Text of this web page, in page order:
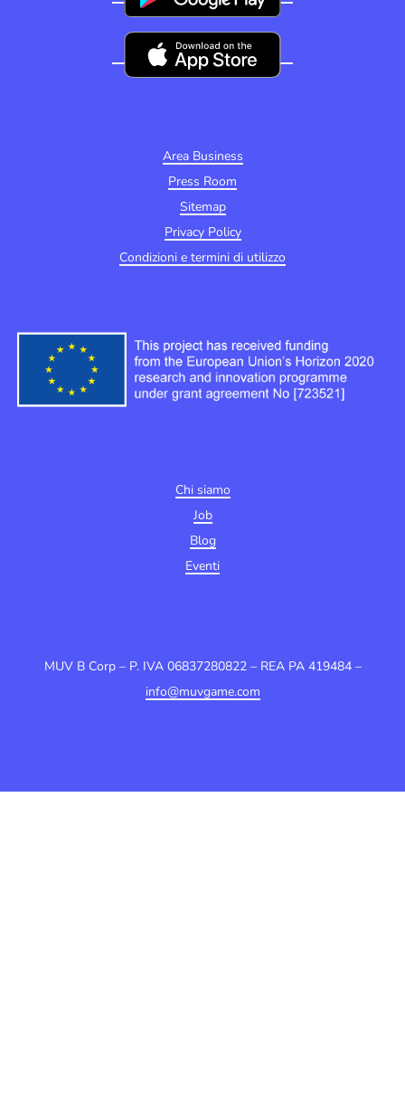
Area Business
Press Room
Sitemap
Privacy Policy
Condizioni e termini di utilizzo
Chi siamo
Job
Blog
Eventi
MUV B Corp – P. IVA 06837280822 – REA PA 419484 –
info@muvgame.com